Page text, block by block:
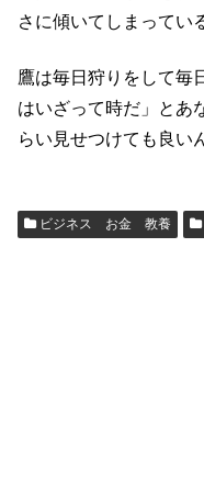
さに傾いてしまってい
鷹は毎日狩りをして毎
はいざって時だ」とあ
らい見せつけても良い
ビジネス お金 教養